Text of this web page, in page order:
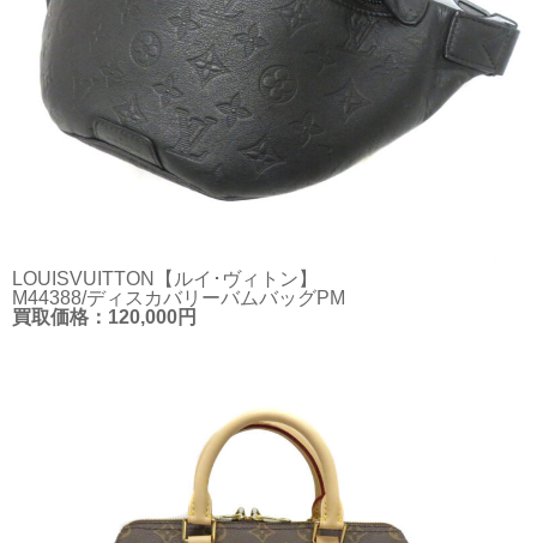
LOUISVUITTON【ルイ･ヴィトン】
M44388/ディスカバリーバムバッグPM
買取価格：120,000円